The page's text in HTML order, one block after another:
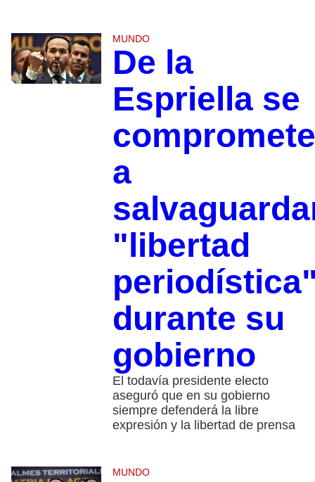
MUNDO
De la
Espriella se
compromete
a
"libertad
durante su
gobierno
El todavía presidente electo
aseguró que en su gobierno
siempre defenderá la libre
expresión y la libertad de prensa
MUNDO